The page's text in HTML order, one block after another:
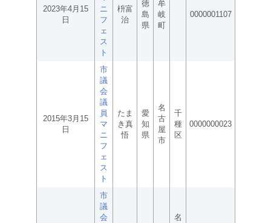
2023年4月15
日
ニ
フ
ェ
ス
ト
枡富
治
徳
島
県
牟
岐
町
0000001107
2015年3月15
日
市
議
会
議
員
マ
ニ
フ
ェ
ス
ト
たま
き真
悟
愛
知
県
名
古
屋
市
千
種
区
0000000023
市
議
会
名